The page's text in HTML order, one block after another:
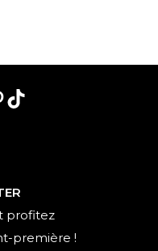
TikTok
profitez
première !